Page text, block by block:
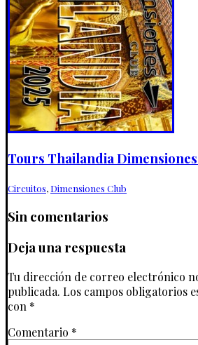
Tours Thailandia Dimensiones
Circuitos, Dimensiones Club
Sin comentarios
Deja una respuesta
Tu dirección de correo electrónico
publicada. Los campos obligatorios
con *
Comentario *